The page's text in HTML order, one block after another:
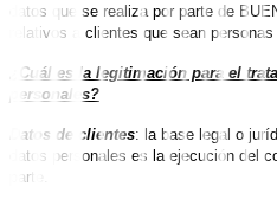
datos que se realiza por parte de
relativos a clientes que sean
¿Cuál es la legitimación para el
personales?
Datos de clientes: la base legal o
datos personales es la ejecución del
parte.